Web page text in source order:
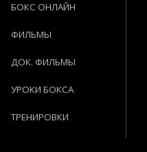
БОКС ОНЛАЙН
ФИЛЬМЫ
ДОК. ФИЛЬМЫ
УРОКИ БОКСА
ТРЕНИРОВКИ